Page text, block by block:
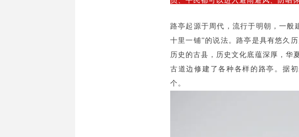
路亭起源于周代，流行于明朝，一般
十里一铺”的说法。路亭是具有悠久
历史的古县，历史文化底蕴深厚，华
古道边修建了各种各样的路亭。据
个。